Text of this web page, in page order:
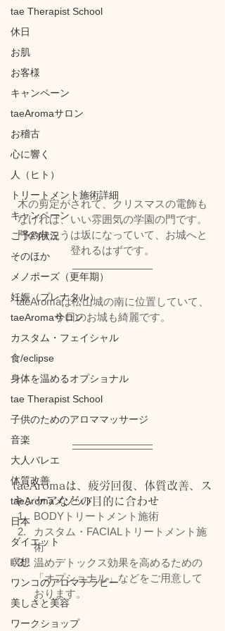
tae Therapist School
休日
お肌
お客様
キャンペーン
taeAromaサロン
お稽古
心に響く
人（ヒト）
トリートメント施術詳細
キャンペーン
ご予約状況
そのほか
メノポーズ（更年期）
妊娠（プレナタル）
taeAromaサロン
カスタム・フェイシャル
食/eclipse
身体を温めるオプショナル
tae Therapist School
子供のためのアロママッサージ
音楽
大人バレエ
体質改善
taeAromaメソッド
日本
ダイエット
瞑想
ワンコのアロマテラピー
美しさと美容
ワークショップ
木の剪定がされて、クリスマスの電飾も
なければ、いい雰囲気の学園の門です。
門の向こうは坂になっていて、お城へと
登れるはずです。
taeAromaは松山城の南に位置していて、
今日のお城も綺麗です。
taeAromaは、疲労回復、体質改善、ス
キンケアなどの目的に合わせ
BODYトリートメント施術
カスタム・FACIALトリートメント施
術
温めデトックス効果を高めるための
「オプショナル」などをご用意して
おります。